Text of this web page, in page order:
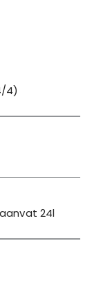
4)
24l